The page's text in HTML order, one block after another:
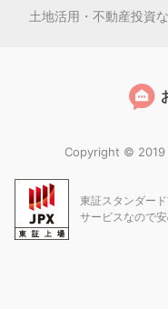
土地活用・不動産投資
Copyright © 2019
東証スタンダー
サービスなので